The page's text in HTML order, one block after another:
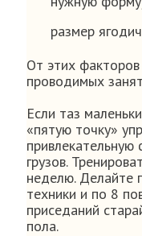
размер
От этих
проводимых
Если таз
«пятую точку»
грузов.
неделю. Делайте
техники и по 8
приседаний
пола.